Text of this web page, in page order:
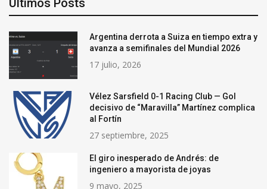
Últimos Posts
Argentina derrota a Suiza en tiempo extra y
avanza a semifinales del Mundial 2026
17 julio, 2026
Vélez Sarsfield 0-1 Racing Club — Gol
decisivo de “Maravilla” Martínez complica
al Fortín
27 septiembre, 2025
El giro inesperado de Andrés: de
ingeniero a mayorista de joyas
9 mayo, 2025